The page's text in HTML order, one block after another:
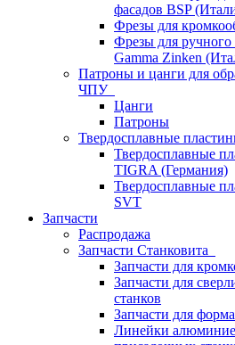
фасадов BSP
Фрезы для
Фрезы для ручного
Gamma Zinken
Патроны и цанги для
ЧПУ
Цанги
Патроны
Твердосплавные
Твердосплавные
TIGRA (Германия)
Твердосплавные
SVT
Запчасти
Распродажа
Запчасти Станковита
Запчасти для
Запчасти для
станков
Запчасти для
Линейки